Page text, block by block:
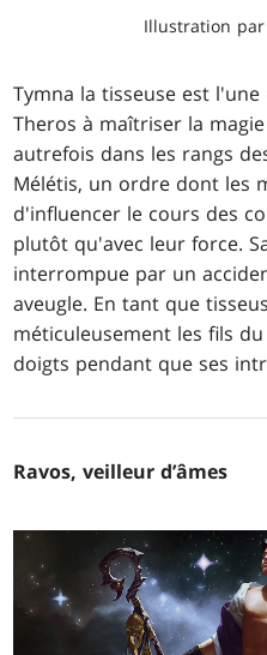
Illustration par
Tymna la tisseuse est
Theros à maîtriser la
autrefois dans les rangs
Mélétis, un ordre dont les
d'influencer le cours des
plutôt qu'avec leur force.
interrompue par un
aveugle. En tant que
méticuleusement les fils
doigts pendant que ses
Ravos, veilleur d’âmes